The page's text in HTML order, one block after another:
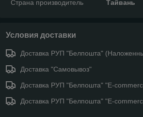
Страна производитель
Тайвань
Условия доставки
Доставка РУП "Белпошта"
Доставка "Самовывоз"
Доставка РУП "Белпошта" "E-
Доставка РУП "Белпошта" "E-